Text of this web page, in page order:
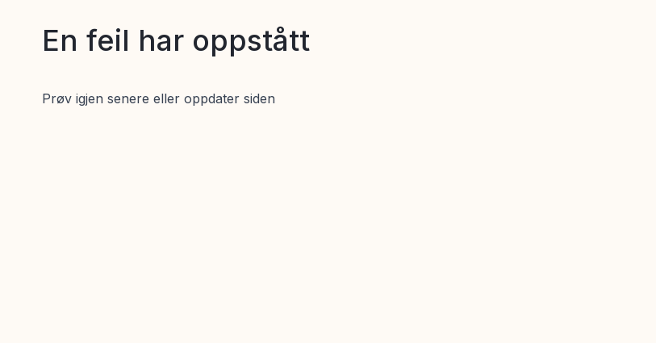
En feil har oppstått
Prøv igjen senere eller oppdater siden